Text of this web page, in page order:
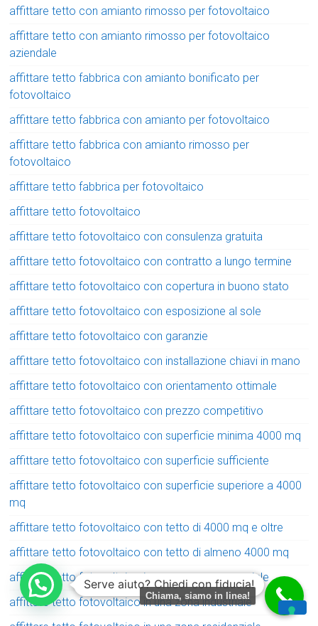
affittare tetto con amianto rimosso per fotovoltaico
affittare tetto con amianto rimosso per fotovoltaico
aziendale
affittare tetto fabbrica con amianto bonificato per
fotovoltaico
affittare tetto fabbrica con amianto per fotovoltaico
affittare tetto fabbrica con amianto rimosso per
fotovoltaico
affittare tetto fabbrica per fotovoltaico
affittare tetto fotovoltaico
affittare tetto fotovoltaico con consulenza gratuita
affittare tetto fotovoltaico con contratto a lungo termine
affittare tetto fotovoltaico con copertura in buono stato
affittare tetto fotovoltaico con esposizione al sole
affittare tetto fotovoltaico con garanzie
affittare tetto fotovoltaico con installazione chiavi in mano
affittare tetto fotovoltaico con orientamento ottimale
affittare tetto fotovoltaico con prezzo competitivo
affittare tetto fotovoltaico con superficie minima 4000 mq
affittare tetto fotovoltaico con superficie sufficiente
affittare tetto fotovoltaico con superficie superiore a 4000
mq
affittare tetto fotovoltaico con tetto di 4000 mq e oltre
affittare tetto fotovoltaico con tetto di almeno 4000 mq
affittare tetto fotovoltaico in una zona commerciale
affittare tetto fotovoltaico in una zona industriale
Serve aiuto? Chiedi con fiducia!
Chiama, siamo in linea!